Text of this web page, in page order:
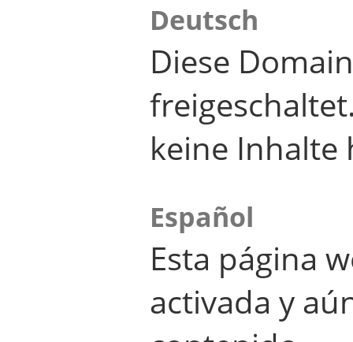
Deutsch
Diese
keine Inhalte
Español
Esta página
activada y